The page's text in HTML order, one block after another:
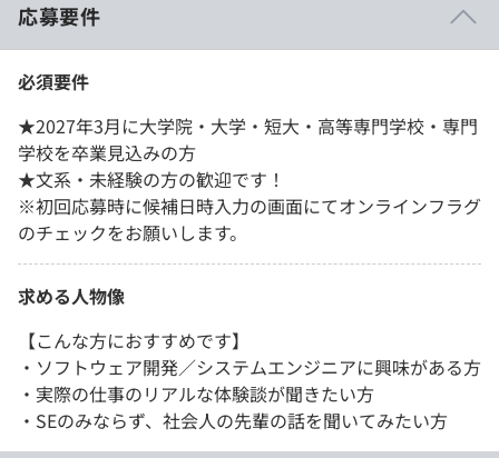
応募要件
必須要件
★2027年3月に大学院・大学・短大・高等専門学校・専門
学校を卒業見込みの方
★文系・未経験の方の歓迎です！
※初回応募時に候補日時入力の画面にてオンラインフラグ
のチェックをお願いします。
求める人物像
【こんな方におすすめです】
・ソフトウェア開発／システムエンジニアに興味がある方
・実際の仕事のリアルな体験談が聞きたい方
・SEのみならず、社会人の先輩の話を聞いてみたい方